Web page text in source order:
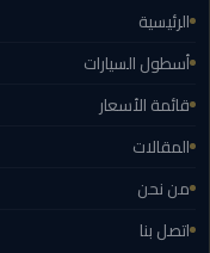
ليموزين
شرم
الشيخ
ليموزين
مرسي
علم
الرئيسية
أسطول السيارات
قائمة الأسعار
المقالات
من نحن
اتصل بنا